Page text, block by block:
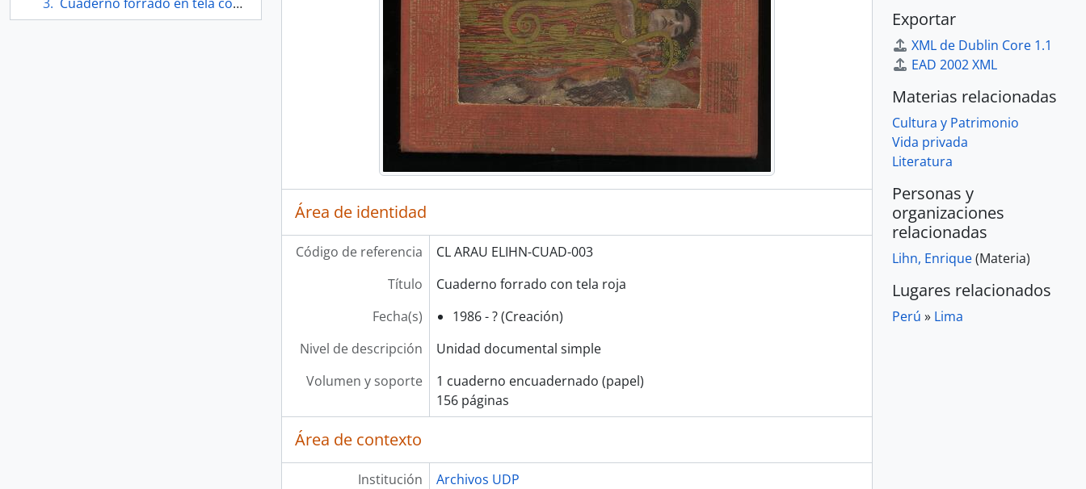
Área de identidad
Código de referencia
CL ARAU ELIHN-CUAD-003
Título
Cuaderno forrado con tela roja
Fecha(s)
1986 - ? (Creación)
Nivel de descripción
Unidad documental simple
Volumen y soporte
1 cuaderno encuadernado (papel)
156 páginas
Área de contexto
Institución
Archivos UDP
Exportar
XML de Dublin Core 1.1
EAD 2002 XML
Materias relacionadas
Cultura y Patrimonio
Vida privada
Literatura
Personas y
organizaciones
relacionadas
Lihn, Enrique(Materia)
Lugares relacionados
Perú » Lima